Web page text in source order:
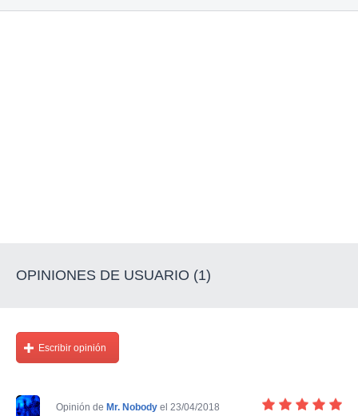
OPINIONES DE USUARIO (1)
Escribir opinión
Opinión de Mr. Nobody el 23/04/2018